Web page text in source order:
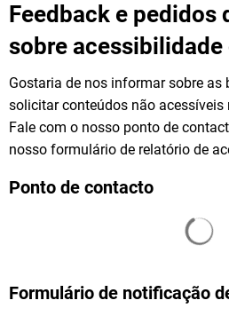
Feedback e pedidos
sobre acessibilidade
Gostaria de nos informar sobre as
solicitar conteúdos não
Fale com o nosso ponto de
nosso formulário de relatório de
Ponto de contacto
Formulário de notificação